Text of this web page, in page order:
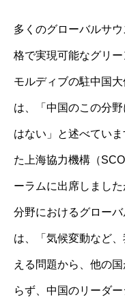
多くのグローバルサ
格で実現可能なグリー
モルディブの駐中国
は、「中国のこの分
はない」と述べてい
た上海協力機構（
ーラムに出席しまし
分野におけるグロー
は、「気候変動など
える問題から、他の
らず、中国のリーダ